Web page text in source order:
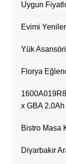
Uygun
Evimi
Yük
Florya
x GBA 2,0Ah
Bistro Masa
Diyarbakır